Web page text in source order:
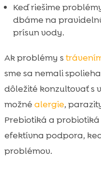
Keď riešime
dbáme na
prísun vody.
Ak problémy s
sme sa nemali
dôležité konzultovať s
možné alergie,
Prebiotiká a
efektívna podpora,
problémov.